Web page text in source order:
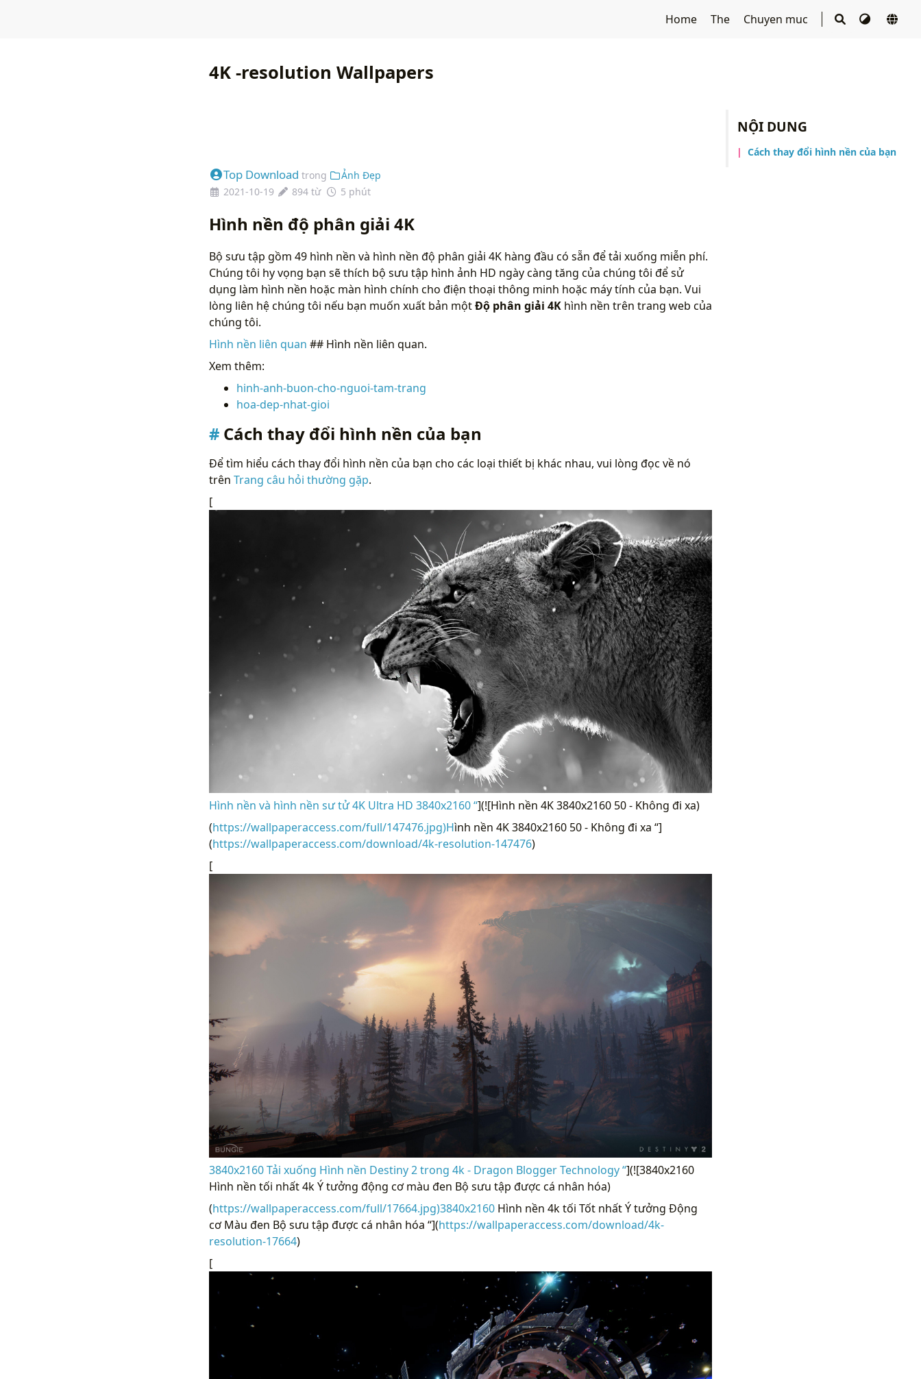
Home The Chuyen muc
NỘI DUNG
Cách thay đổi hình nền của bạn
4K -resolution Wallpapers
Top Download trong
Ảnh Đẹp
2021-10-19
894 từ 5 phút
Hình nền độ phân giải 4K
Bộ sưu tập gồm 49 hình nền và hình nền độ phân giải 4K hàng đầu có sẵn để tải xuống miễn phí.
Chúng tôi hy vọng bạn sẽ thích bộ sưu tập hình ảnh HD ngày càng tăng của chúng tôi để sử
dụng làm hình nền hoặc màn hình chính cho điện thoại thông minh hoặc máy tính của bạn. Vui
lòng liên hệ chúng tôi nếu bạn muốn xuất bản mộtĐộ phân giải 4Khình nền trên trang web của
chúng tôi.
Hình nền liên quan ## Hình nền liên quan.
Xem thêm:
hinh-anh-buon-cho-nguoi-tam-trang
hoa-dep-nhat-gioi
Cách thay đổi hình nền của bạn
Để tìm hiểu cách thay đổi hình nền của bạn cho các loại thiết bị khác nhau, vui lòng đọc về nó
trên Trang câu hỏi thường gặp.
[
Hình nền và hình nền sư tử 4K Ultra HD 3840x2160 “](![Hình nền 4K 3840x2160 50 - Không đi xa)
(https://wallpaperaccess.com/full/147476.jpg)Hình nền 4K 3840x2160 50 - Không đi xa “]
(https://wallpaperaccess.com/download/4k-resolution-147476)
[
3840x2160 Tải xuống Hình nền Destiny 2 trong 4k - Dragon Blogger Technology “](![3840x2160
Hình nền tối nhất 4k Ý tưởng động cơ màu đen Bộ sưu tập được cá nhân hóa)
(https://wallpaperaccess.com/full/17664.jpg)3840x2160Hình nền 4k tối Tốt nhất Ý tưởng Động
cơ Màu đen Bộ sưu tập được cá nhân hóa “](https://wallpaperaccess.com/download/4k-
resolution-17664)
[